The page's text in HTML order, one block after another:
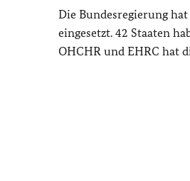
Die Bundesregierung
eingesetzt. 42 Staaten
OHCHR und EHRC hat